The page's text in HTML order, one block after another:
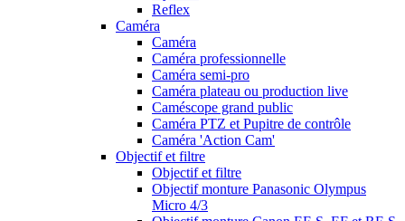
Reflex
Caméra
Caméra
Caméra professionnelle
Caméra semi-pro
Caméra plateau ou production live
Caméscope grand public
Caméra PTZ et Pupitre de contrôle
Caméra 'Action Cam'
Objectif et filtre
Objectif et filtre
Objectif monture Panasonic Olympus
Micro 4/3